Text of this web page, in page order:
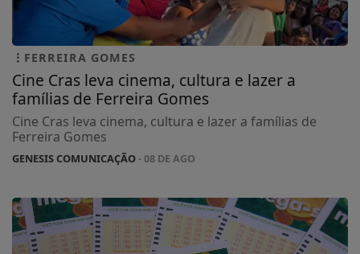
FERREIRA GOMES
Cine Cras leva cinema, cultura e lazer a
famílias de Ferreira Gomes
Cine Cras leva cinema, cultura e lazer a famílias de
Ferreira Gomes
GENESIS COMUNICAÇÃO- 08 DE AGO